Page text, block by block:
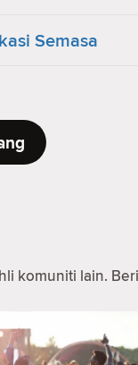
Semasa
komuniti lain.